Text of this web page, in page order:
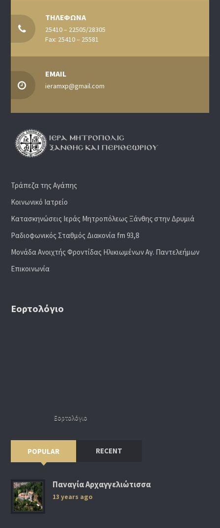
ΤΗΛΕΦΩΝΑ
25410 – 22505/28305
Fax: 25410 – 25581
EMAIL
ieramxp@gmail.com
Τράπεζα της Αγάπης
Κοινωνικό Ιατρείο
Κατασκηνώσεις Ιεράς Μητροπόλεως Ξάνθης στην Δρυμιά
Ραδιoφωνικός Σταθμός Διακονία fm 93,8
Μονάδα Ανοιχτής Φροντίδας Ηλικιωμένων Αγ. Παντελεήμων
Επικοινωνία
Εορτολόγιο
Εορτολόγιο
POPULAR RECENT
Παναγία Αρχαγγελιώτισσα
13 years ago